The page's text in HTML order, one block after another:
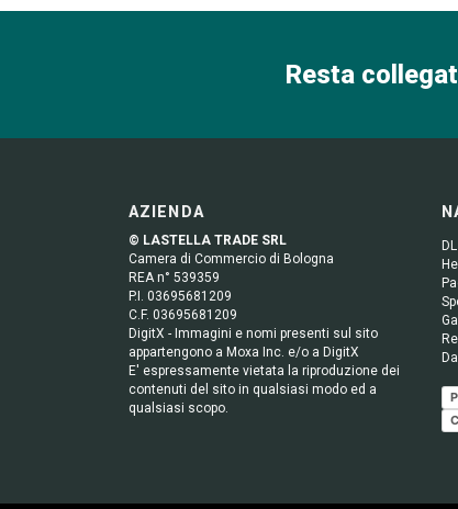
Resta
AZIENDA
© LASTELLA TRADE SRL
Camera di Commercio di Bologna
REA n° 539359
P.I. 03695681209
C.F. 03695681209
DigitX - Immagini e nomi presenti sul sito
appartengono a Moxa Inc. e/o a DigitX
E' espressamente vietata la riproduzione dei
contenuti del sito in qualsiasi modo ed a
qualsiasi scopo.